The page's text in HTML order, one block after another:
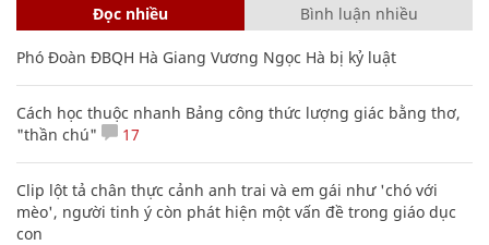
Đọc nhiều Bình luận nhiều
Phó Đoàn ĐBQH Hà Giang Vương Ngọc Hà bị kỷ luật
Cách học thuộc nhanh Bảng công thức lượng giác bằng thơ,
"thần chú"
17
Clip lột tả chân thực cảnh anh trai và em gái như 'chó với
mèo', người tinh ý còn phát hiện một vấn đề trong giáo dục
con